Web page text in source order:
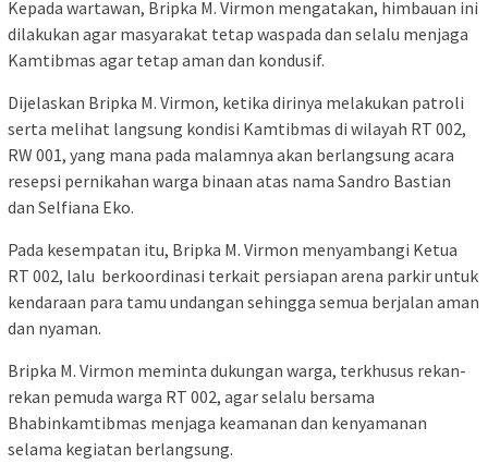
Kepada wartawan, Bripka M. Virmon mengatakan, himbauan ini
dilakukan agar masyarakat tetap waspada dan selalu menjaga
Kamtibmas agar tetap aman dan kondusif.
Dijelaskan Bripka M. Virmon, ketika dirinya melakukan patroli
serta melihat langsung kondisi Kamtibmas di wilayah RT 002,
RW 001, yang mana pada malamnya akan berlangsung acara
resepsi pernikahan warga binaan atas nama Sandro Bastian
dan Selfiana Eko.
Pada kesempatan itu, Bripka M. Virmon menyambangi Ketua
RT 002, lalu berkoordinasi terkait persiapan arena parkir untuk
kendaraan para tamu undangan sehingga semua berjalan aman
dan nyaman.
Bripka M. Virmon meminta dukungan warga, terkhusus rekan-
rekan pemuda warga RT 002, agar selalu bersama
Bhabinkamtibmas menjaga keamanan dan kenyamanan
selama kegiatan berlangsung.